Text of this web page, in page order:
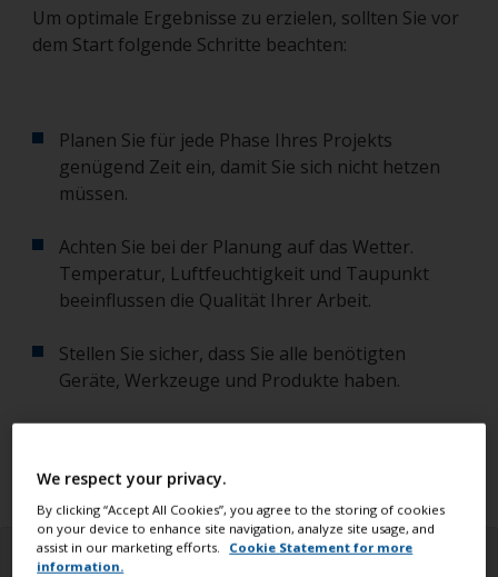
Um optimale Ergebnisse zu erzielen, sollten Sie vor
dem Start folgende Schritte beachten:
Planen Sie für jede Phase Ihres Projekts
genügend Zeit ein, damit Sie sich nicht hetzen
müssen.
Achten Sie bei der Planung auf das Wetter.
Temperatur, Luftfeuchtigkeit und Taupunkt
beeinflussen die Qualität Ihrer Arbeit.
Stellen Sie sicher, dass Sie alle benötigten
Geräte, Werkzeuge und Produkte haben.
We respect your privacy.
By clicking “Accept All Cookies”, you agree to the storing of cookies
on your device to enhance site navigation, analyze site usage, and
assist in our marketing efforts.
Cookie Statement for more
information.